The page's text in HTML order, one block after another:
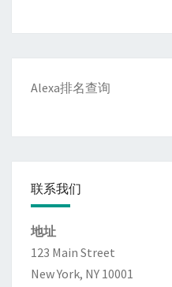
Alexa排名查询
联系我们
地址
123 Main Street
New York, NY 10001